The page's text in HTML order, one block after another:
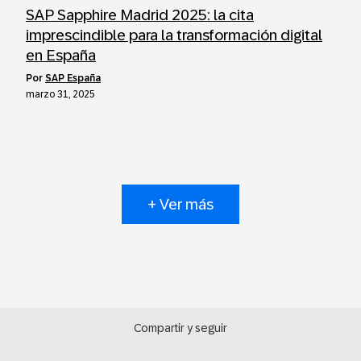
SAP Sapphire Madrid 2025: la cita
imprescindible para la transformación digital
en España
por SAP España
marzo 31, 2025
+ Ver más
Compartir y seguir